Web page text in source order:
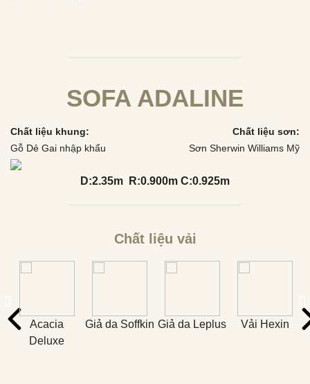
SOFA ADALINE
Chất liệu khung:
Gỗ Dẻ Gai nhập khẩu
Chất liệu sơn:
Sơn Sherwin Williams Mỹ
D:2.35m R:0.900m C:0.925m
Chất liệu vải
Acacia
Deluxe
Giả da Soffkin Giả da Leplus Vải Hexin